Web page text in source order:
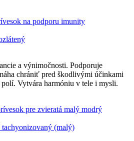
a výnimočnosti. Podporuje
chrániť pred škodlivými účinkami
Vytvára harmóniu v tele i mysli.
tachyonizovaný (malý)